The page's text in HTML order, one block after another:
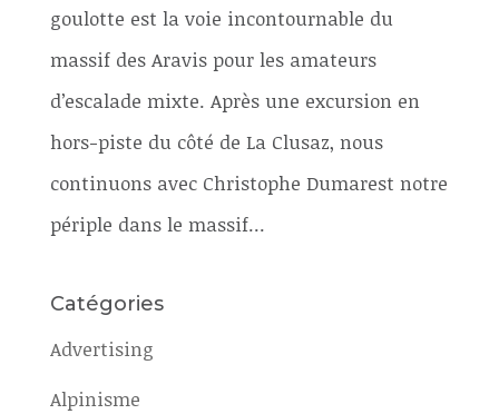
goulotte est la voie incontournable du
massif des Aravis pour les amateurs
d’escalade mixte. Après une excursion en
hors-piste du côté de La Clusaz, nous
continuons avec Christophe Dumarest notre
périple dans le massif...
Catégories
Advertising
Alpinisme